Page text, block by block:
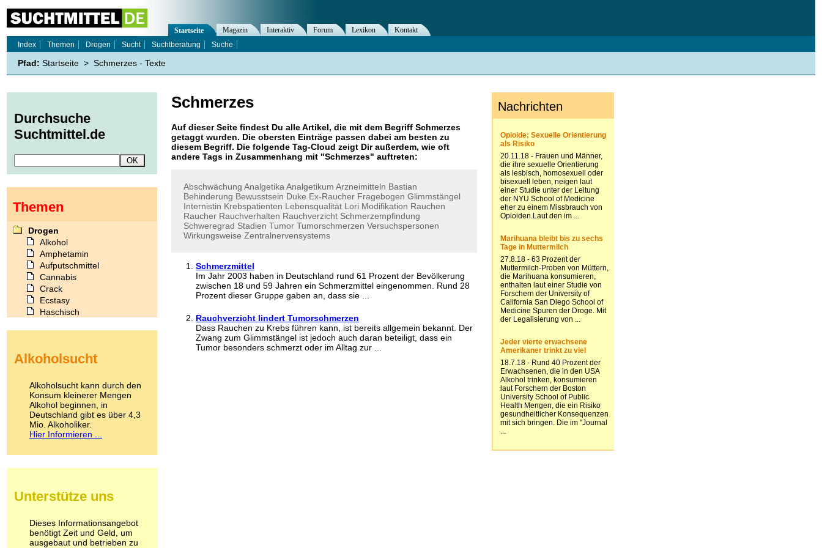
Schmerzes
Auf dieser Seite findest Du alle Artikel, die mit dem Begriff Schmerzes
getaggt wurden. Die obersten Einträge passen dabei am besten zu
diesem Begriff. Die folgende Tag-Cloud zeigt Dir außerdem, wie oft
andere Tags in Zusammenhang mit "Schmerzes" auftreten:
Abschwächung Analgetika Analgetikum Arzneimitteln Bastian
Behinderung Bewusstsein Duke Ex-Raucher Fragebogen Glimmstängel
Internistin Krebspatienten Lebensqualität Lori Modifikation Rauchen
Raucher Rauchverhalten Rauchverzicht Schmerzempfindung
Schweregrad Stadien Tumor Tumorschmerzen Versuchspersonen
Wirkungsweise Zentralnervensystems
Schmerzmittel
Im Jahr 2003 haben in Deutschland rund 61 Prozent der Bevölkerung
zwischen 18 und 59 Jahren ein Schmerzmittel eingenommen. Rund 28
Prozent dieser Gruppe gaben an, dass sie ...
Rauchverzicht lindert Tumorschmerzen
Dass Rauchen zu Krebs führen kann, ist bereits allgemein bekannt. Der
Zwang zum Glimmstängel ist jedoch auch daran beteiligt, dass ein
Tumor besonders schmerzt oder im Alltag zur ...
Startseite Magazin Interaktiv Forum Lexikon
Kontakt
Index
Themen Drogen Sucht Suchtberatung Suche
Pfad: Startseite > Schmerzes - Texte
Durchsuche
Suchtmittel.de
Themen
Drogen
Alkohol
Amphetamin
Aufputschmittel
Cannabis
Crack
Ecstasy
Haschisch
Kokain
LSD
Marihuana
Medikamente
Meskalin
Metamphetamin
Methadon
Pilze
Psychopharmaka
Schlafmittel
Schmerzmittel
Alkoholsucht
Alkoholsucht kann durch den
Konsum kleinerer Mengen
Alkohol beginnen, in
Deutschland gibt es über 4,3
Mio. Alkoholiker.
Hier Informieren ...
Unterstütze uns
Dieses Informationsangebot
benötigt Zeit und Geld, um
ausgebaut und betrieben zu